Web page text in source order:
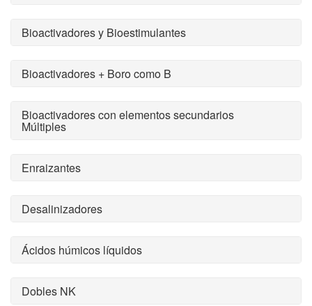
Bioactivadores y Bioestimulantes
Bioactivadores + Boro como B
Bioactivadores con elementos secundarios
Múltiples
Enraizantes
Desalinizadores
Ácidos húmicos líquidos
Dobles NK